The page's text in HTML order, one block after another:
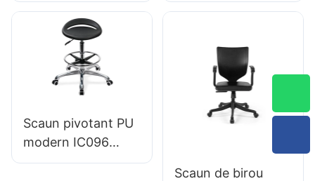
nylon, din aluminiu,
din nylon, din
aluminiu, IC007
personalizat Hewei
spumă de spumă &
Utilizarea clinicii
Scaun pivotant PU
modern IC096
Reglarea înălțimii
Scaun de birou